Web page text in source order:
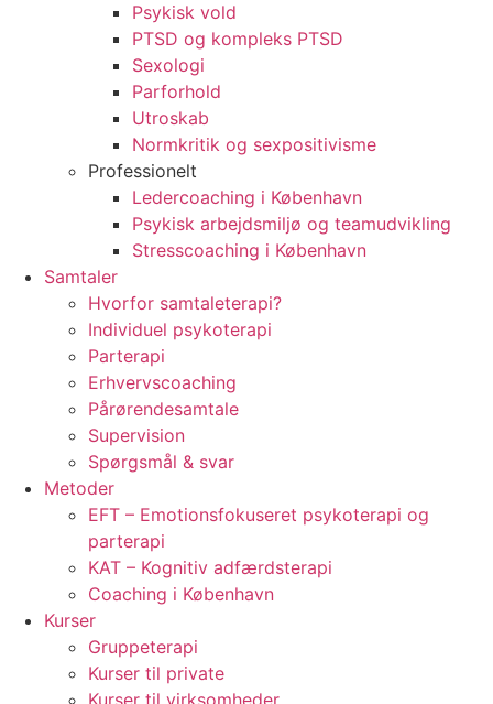
Psykisk vold
PTSD og kompleks PTSD
Sexologi
Parforhold
Utroskab
Normkritik og sexpositivisme
Professionelt
Ledercoaching i København
Psykisk arbejdsmiljø og teamudvikling
Stresscoaching i København
Samtaler
Hvorfor samtaleterapi?
Individuel psykoterapi
Parterapi
Erhvervscoaching
Pårørendesamtale
Supervision
Spørgsmål & svar
Metoder
EFT – Emotionsfokuseret psykoterapi og
parterapi
KAT – Kognitiv adfærdsterapi
Coaching i København
Kurser
Gruppeterapi
Kurser til private
Kurser til virksomheder